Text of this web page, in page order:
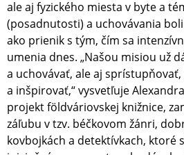
ale aj fyzického miesta v byte a
(posadnutosti) a uchovávania
ako prienik s tým, čím sa
umenia dnes. „Našou misiou už
a uchovávať, ale aj sprístupňovať,
a inšpirovať,“ vysvetľuje
projekt földváriovskej knižnice,
záľubu v tzv. béčkovom žánri,
kovbojkách a detektívkach, ktoré